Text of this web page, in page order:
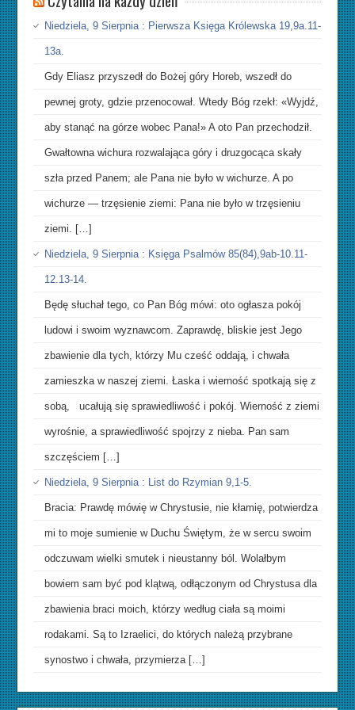
Niedziela, 9 Sierpnia : Pierwsza Księga Królewska 19,9a.11-
13a.
Gdy Eliasz przyszedł do Bożej góry Horeb, wszedł do
pewnej groty, gdzie przenocował. Wtedy Bóg rzekł: «Wyjdź,
aby stanąć na górze wobec Pana!» A oto Pan przechodził.
Gwałtowna wichura rozwalająca góry i druzgocąca skały
szła przed Panem; ale Pana nie było w wichurze. A po
wichurze — trzęsienie ziemi: Pana nie było w trzęsieniu
ziemi. […]
Niedziela, 9 Sierpnia : Księga Psalmów 85(84),9ab-10.11-
12.13-14.
Będę słuchał tego, co Pan Bóg mówi: oto ogłasza pokój
ludowi i swoim wyznawcom. Zaprawdę, bliskie jest Jego
zbawienie dla tych, którzy Mu cześć oddają, i chwała
zamieszka w naszej ziemi. Łaska i wierność spotkają się z
sobą, ucałują się sprawiedliwość i pokój. Wierność z ziemi
wyrośnie, a sprawiedliwość spojrzy z nieba. Pan sam
szczęściem […]
Niedziela, 9 Sierpnia : List do Rzymian 9,1-5.
Bracia: Prawdę mówię w Chrystusie, nie kłamię, potwierdza
mi to moje sumienie w Duchu Świętym, że w sercu swoim
odczuwam wielki smutek i nieustanny ból. Wolałbym
bowiem sam być pod klątwą, odłączonym od Chrystusa dla
zbawienia braci moich, którzy według ciała są moimi
rodakami. Są to Izraelici, do których należą przybrane
synostwo i chwała, przymierza […]